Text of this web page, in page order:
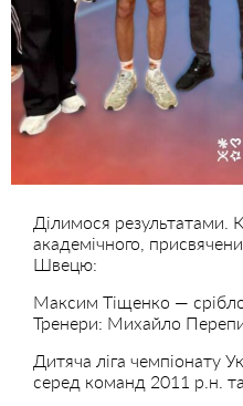
Ділимося результатами.
академічного,
Швецю:
Максим Тіщенко —
Тренери: Михайло
Дитяча ліга чемпіонату
серед команд 2011 р.н.